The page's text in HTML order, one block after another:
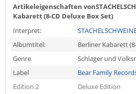
Artikeleigenschaften von
Kabarett (8-CD Deluxe Box Set)
Interpret:
Albumtitel:
Berliner Kabarett
Genre
Schlager und
Label
Bear Family
Edition 2
Deluxe Edition